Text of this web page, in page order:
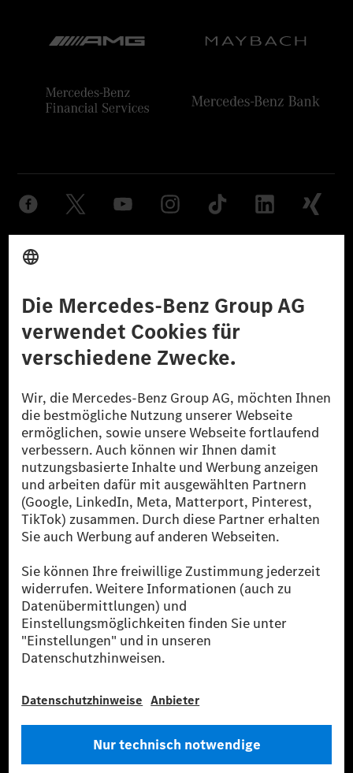
© 2026 Mercedes-Benz Group AG. Alle Rechte vorbehalten.
reduzierte CO₂-Emissionen bei der Mercedes-Benz Group durch
zertifizierte Ausgleichsprojekte kompensiert werden.
[2] Renewable Charging ist ein integraler Bestandteil von MB.CHARGE
Public in Europa, den USA, Kanada und China. Sofern an der jeweiligen
Ladestation noch kein Strom aus erneuerbaren Energien vorliegt,
verwendet Renewable Charging Grünstromzertifikate*. Diese stellen
sicher, dass für Ladevorgänge über MB.CHARGE Public eine äquivalente
Strommenge aus erneuerbaren Energien ins Stromnetz eingespeist wird.
Sie stammen ausschließlich aus Wind- und Solarkraftanlagen, die jünger
als sechs Jahre sind.
* Inkl. EKOenergy Ökolabel
* Die angegebenen Werte wurden nach dem vorgeschriebenen
Messverfahren WLTP (Worldwide harmonised Light vehicles Test
Procedure) ermittelt. Die angegebenen Spannweiten beziehen sich auf
den europäischen Markt. Der Energieverbrauch und der CO₂-Ausstoß
eines Pkw sind nicht nur von der effizienten Ausnutzung des Kraftstoffs
bzw. des Energieträgers durch den Pkw, sondern auch vom Fahrstil und
anderen nichttechnischen Faktoren abhängig.
** Der Stromverbrauch wurde auf der Grundlage der VO 692/2008/EG
wurden intern nach Maßgabe der Zertifizierungsmethode „WLTP-
Prüfverfahren“ ermittelt. Es liegen bislang weder bestätigte Werte von
einer amtlich anerkannten Prüforganisation noch eine EG-
Typgenehmigung noch eine Konformitätsbescheinigung mit amtlichen